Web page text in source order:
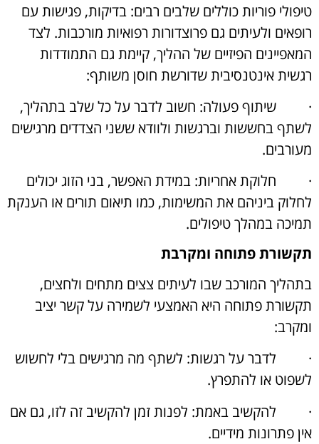
טיפולי פוריות כוללים שלבים רבים: בדיקות, פגישות עם
רופאים ולעיתים גם פרוצדורות רפואיות מורכבות. לצד
המאפיינים הפיזיים של ההליך, קיימת גם התמודדות
רגשית אינטנסיבית שדורשת חוסן משותף:
·
שיתוף פעולה: חשוב לדבר על כל שלב בתהליך,
לשתף בחששות וברגשות ולוודא ששני הצדדים מרגישים
מעורבים.
·
חלוקת אחריות: במידת האפשר, בני הזוג יכולים
לחלוק ביניהם את המשימות, כמו תיאום תורים או הענקת
תמיכה במהלך טיפולים.
תקשורת פתוחה ומקרבת
בתהליך המורכב שבו לעיתים צצים מתחים ולחצים,
תקשורת פתוחה היא האמצעי לשמירה על קשר יציב
ומקרב:
·
לדבר על רגשות: לשתף מה מרגישים בלי לחשוש
לשפוט או להתפרץ.
·
להקשיב באמת: לפנות זמן להקשיב זה לזו, גם אם
אין פתרונות מידיים.